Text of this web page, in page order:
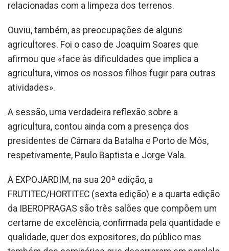
relacionadas com a limpeza dos terrenos.
Ouviu, também, as preocupações de alguns
agricultores. Foi o caso de Joaquim Soares que
afirmou que «face às dificuldades que implica a
agricultura, vimos os nossos filhos fugir para outras
atividades».
A sessão, uma verdadeira reflexão sobre a
agricultura, contou ainda com a presença dos
presidentes de Câmara da Batalha e Porto de Mós,
respetivamente, Paulo Baptista e Jorge Vala.
A EXPOJARDIM, na sua 20ª edição, a
FRUTITEC/HORTITEC (sexta edição) e a quarta edição
da IBEROPRAGAS são três salões que compõem um
certame de excelência, confirmada pela quantidade e
qualidade, quer dos expositores, do público mas